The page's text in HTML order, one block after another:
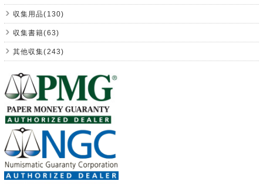
収集用品(130)
収集書籍(63)
其他収集(243)